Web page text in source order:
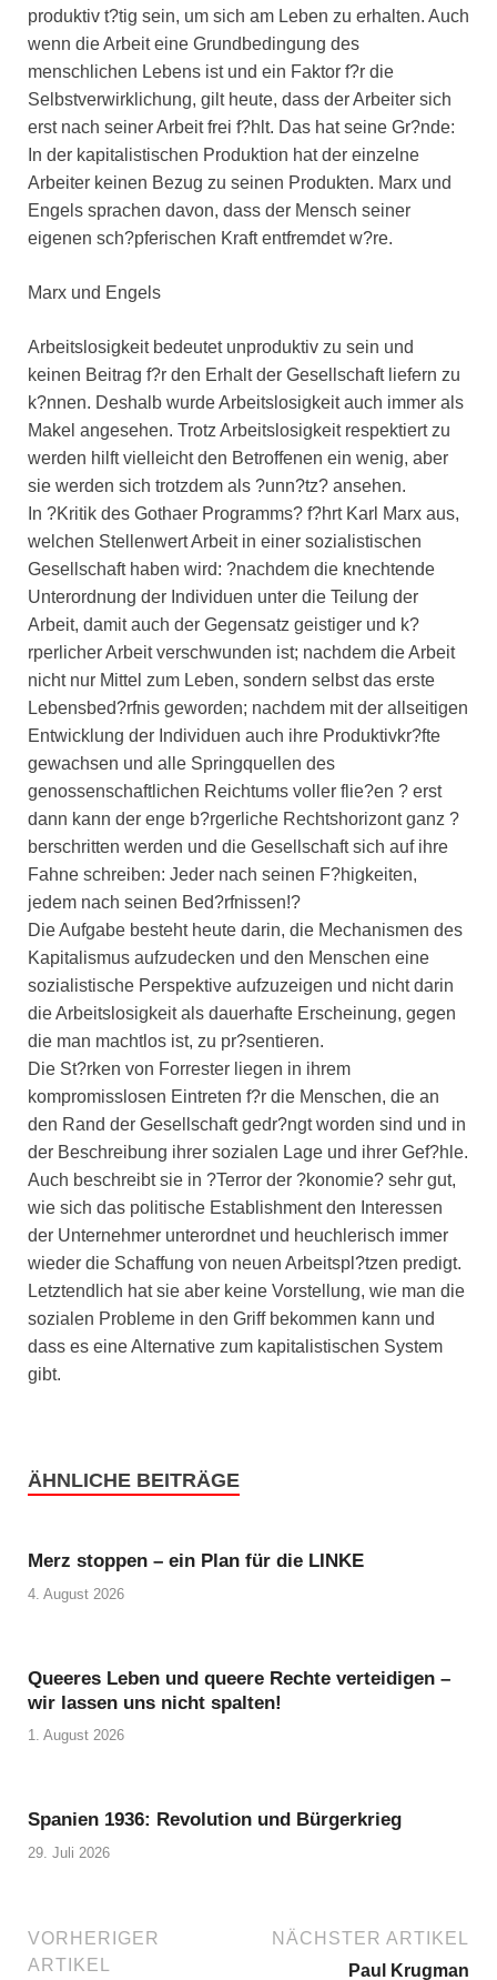
produktiv t?tig sein, um sich am Leben zu erhalten. Auch
wenn die Arbeit eine Grundbedingung des
menschlichen Lebens ist und ein Faktor f?r die
Selbstverwirklichung, gilt heute, dass der Arbeiter sich
erst nach seiner Arbeit frei f?hlt. Das hat seine Gr?nde:
In der kapitalistischen Produktion hat der einzelne
Arbeiter keinen Bezug zu seinen Produkten. Marx und
Engels sprachen davon, dass der Mensch seiner
eigenen sch?pferischen Kraft entfremdet w?re.
Marx und Engels
Arbeitslosigkeit bedeutet unproduktiv zu sein und
keinen Beitrag f?r den Erhalt der Gesellschaft liefern zu
k?nnen. Deshalb wurde Arbeitslosigkeit auch immer als
Makel angesehen. Trotz Arbeitslosigkeit respektiert zu
werden hilft vielleicht den Betroffenen ein wenig, aber
sie werden sich trotzdem als ?unn?tz? ansehen.
In ?Kritik des Gothaer Programms? f?hrt Karl Marx aus,
welchen Stellenwert Arbeit in einer sozialistischen
Gesellschaft haben wird: ?nachdem die knechtende
Unterordnung der Individuen unter die Teilung der
Arbeit, damit auch der Gegensatz geistiger und k?
rperlicher Arbeit verschwunden ist; nachdem die Arbeit
nicht nur Mittel zum Leben, sondern selbst das erste
Lebensbed?rfnis geworden; nachdem mit der allseitigen
Entwicklung der Individuen auch ihre Produktivkr?fte
gewachsen und alle Springquellen des
genossenschaftlichen Reichtums voller flie?en ? erst
dann kann der enge b?rgerliche Rechtshorizont ganz ?
berschritten werden und die Gesellschaft sich auf ihre
Fahne schreiben: Jeder nach seinen F?higkeiten,
jedem nach seinen Bed?rfnissen!?
Die Aufgabe besteht heute darin, die Mechanismen des
Kapitalismus aufzudecken und den Menschen eine
sozialistische Perspektive aufzuzeigen und nicht darin
die Arbeitslosigkeit als dauerhafte Erscheinung, gegen
die man machtlos ist, zu pr?sentieren.
Die St?rken von Forrester liegen in ihrem
kompromisslosen Eintreten f?r die Menschen, die an
den Rand der Gesellschaft gedr?ngt worden sind und in
der Beschreibung ihrer sozialen Lage und ihrer Gef?hle.
Auch beschreibt sie in ?Terror der ?konomie? sehr gut,
wie sich das politische Establishment den Interessen
der Unternehmer unterordnet und heuchlerisch immer
wieder die Schaffung von neuen Arbeitspl?tzen predigt.
Letztendlich hat sie aber keine Vorstellung, wie man die
sozialen Probleme in den Griff bekommen kann und
dass es eine Alternative zum kapitalistischen System
gibt.
ÄHNLICHE BEITRÄGE
Merz stoppen – ein Plan für die LINKE
4. August 2026
Queeres Leben und queere Rechte verteidigen –
wir lassen uns nicht spalten!
1. August 2026
Spanien 1936: Revolution und Bürgerkrieg
29. Juli 2026
VORHERIGER
ARTIKEL
NÄCHSTER ARTIKEL
Paul Krugman